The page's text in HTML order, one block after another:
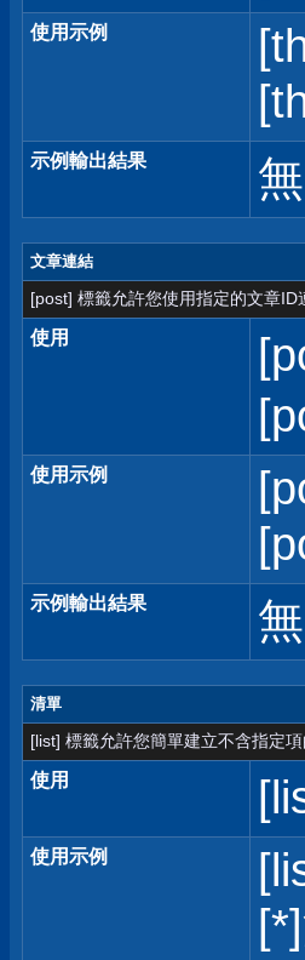
使用示例
示例輸出結果 無
文章連結
[post] 標籤允許您使用指定的文章
使用
使用示例
示例輸出結果 無
清單
[list] 標籤允許您簡單建立不含指定
使用
使用示例